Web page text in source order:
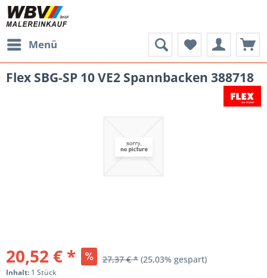
Menü
Flex SBG-SP 10 VE2 Spannbacken 388718
20,52 € * 27,37 € * (25,03% gespart)
Inhalt: 1 Stück